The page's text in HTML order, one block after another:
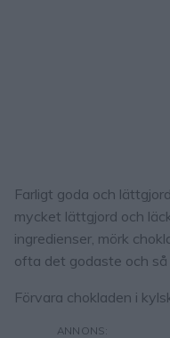
Farligt goda och
mycket lättgjord och
ingredienser, mörk
ofta det godaste och
Förvara chokladen i